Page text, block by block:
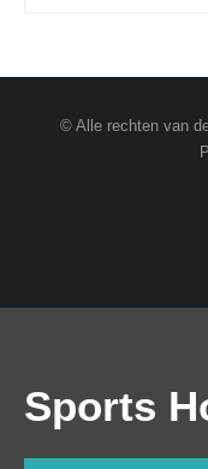
© Alle rechten van
Sports